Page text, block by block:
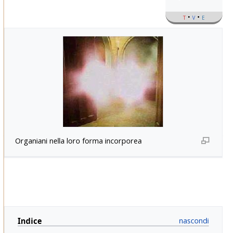
t v e
Organiani nella loro forma incorporea
Indice